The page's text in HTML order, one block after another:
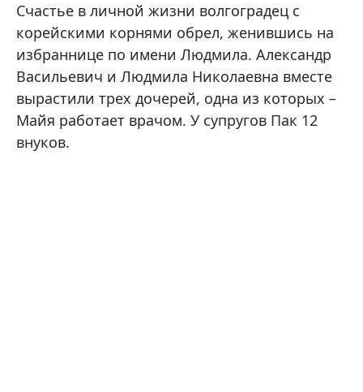
Счастье в личной жизни волгоградец с
корейскими корнями обрел, женившись на
избраннице по имени Людмила. Александр
Васильевич и Людмила Николаевна вместе
вырастили трех дочерей, одна из которых –
Майя работает врачом. У супругов Пак 12
внуков.